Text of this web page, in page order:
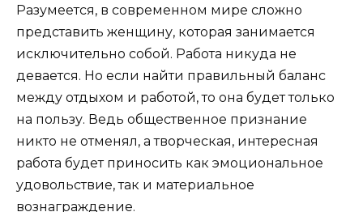
Разумеется, в современном мире сложно
представить женщину, которая занимается
исключительно собой. Работа никуда не
девается. Но если найти правильный баланс
между отдыхом и работой, то она будет только
на пользу. Ведь общественное признание
никто не отменял, а творческая, интересная
работа будет приносить как эмоциональное
удовольствие, так и материальное
вознаграждение.